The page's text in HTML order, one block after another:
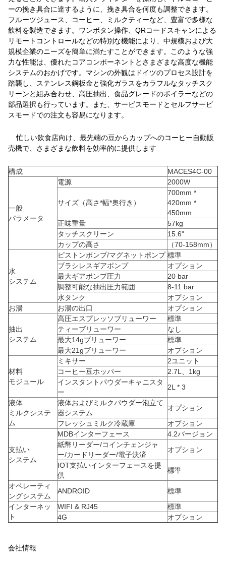
ーの挽き具合に達するように、挽き具合を何度も調整できます。
フルーツジュース、コーヒー、ミルクティーなど、豊富で多様な
飲料を製造できます。ワンボタン操作、QRコードスキャンによる
リモートコントロールなどの特別な機能により、中規模および大
規模企業のニーズを簡単に満たすことができます。このような強
力な性能は、優れたコアコンポーネントとさまざまな高度な機能
システムのおかげです。マシンの外観はドイツのプロセス設計を
踏襲し、ステンレス鋼板金と強化ガラスをカラフルなタッチスク
リーンと組み合わせ、高圧抽出、食品グレードのボイラーなどの
部品選択も行っています。また、サービスモードとセルフサービ
スモードでの注文も容易になります。
忙しい飲食店向け、最先端の豆からカップへのコーヒー自動販
売機で、さまざまな飲料を効率的に提供します
構成 MACES4C-00
一般
パラメータ
電源 2000W
サイズ（高さ*幅*奥行き）
700mm *
420mm *
450mm
正味重量
57kg
タッチスクリーン
15.6"
カップの高さ
（70-158mm）
水
システム
ピストンポンプ/マグネットポンプ 標準
ブラシレスギアポンプ
オプション
最大ギアポンプ圧力
20 bar
調整可能な抽出圧力範囲
8-11 bar
水タンク
オプション
お湯
お湯の出口 オプション
抽出
システム
高圧エスプレッソブリューワー
標準
ティーブリューワー
なし
最大14gブリューワー
標準
最大21gブリューワー
オプション
材料
モジュール
ミキサー
2ユニット
コーヒー豆ホッパー
2.7L、1kg
インスタントパウダーキャニスタ
ー
2L * 3
液体
ミルクシステ
ム
液体およびミルクパウダー泡立て
器システム
オプション
フレッシュミルク冷蔵庫
オプション
支払い
システム
MDBインターフェース
4.2バージョン
紙幣リーダー/コインチェンジャ
ー/カードリーダー/電子決済
オプション
IOT支払いインターフェースを提
供
標準
オペレーティ
ングシステム
ANDROID
標準
インターネッ
ト
WIFI & RJ45
標準
4G
オプション
会社情報